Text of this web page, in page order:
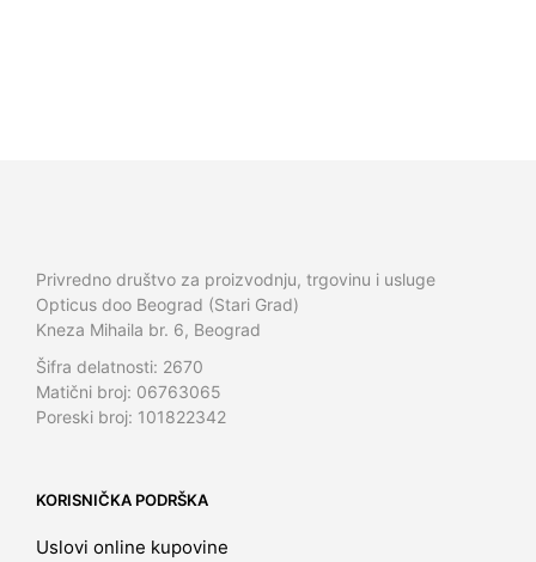
Privredno društvo za proizvodnju, trgovinu i usluge
Opticus doo Beograd (Stari Grad)
Kneza Mihaila br. 6, Beograd
Šifra delatnosti: 2670
Matični broj: 06763065
Poreski broj: 101822342
KORISNIČKA PODRŠKA
Uslovi online kupovine